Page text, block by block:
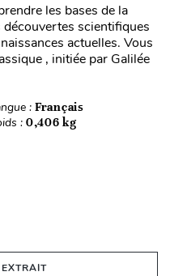
les bases de la
scientifiques
actuelles. Vous
, initiée par Galilée
: Français
: 0,406 kg